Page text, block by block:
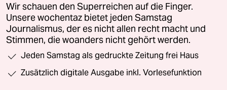
Wir schauen den Superreichen auf die Finger.
Unsere wochentaz bietet jeden Samstag
Journalismus, der es nicht allen recht macht und
Stimmen, die woanders nicht gehört werden.
Jeden Samstag als gedruckte Zeitung frei Haus
Zusätzlich digitale Ausgabe inkl. Vorlesefunktion